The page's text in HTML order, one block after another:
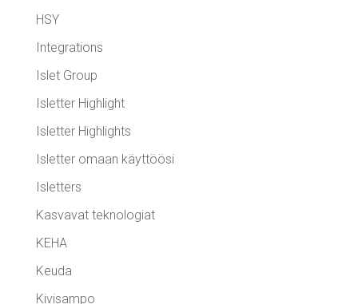
HSY
Integrations
Islet Group
Isletter Highlight
Isletter Highlights
Isletter omaan käyttöösi
Isletters
Kasvavat teknologiat
KEHA
Keuda
Kivisampo